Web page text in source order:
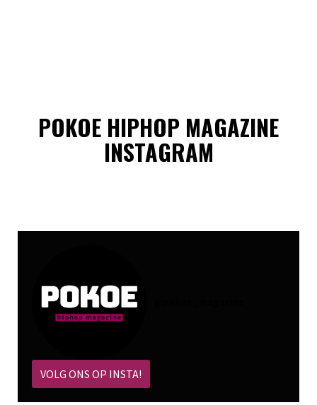
POKOE HIPHOP MAGAZINE
INSTAGRAM
VOLG ONS OP INSTA!